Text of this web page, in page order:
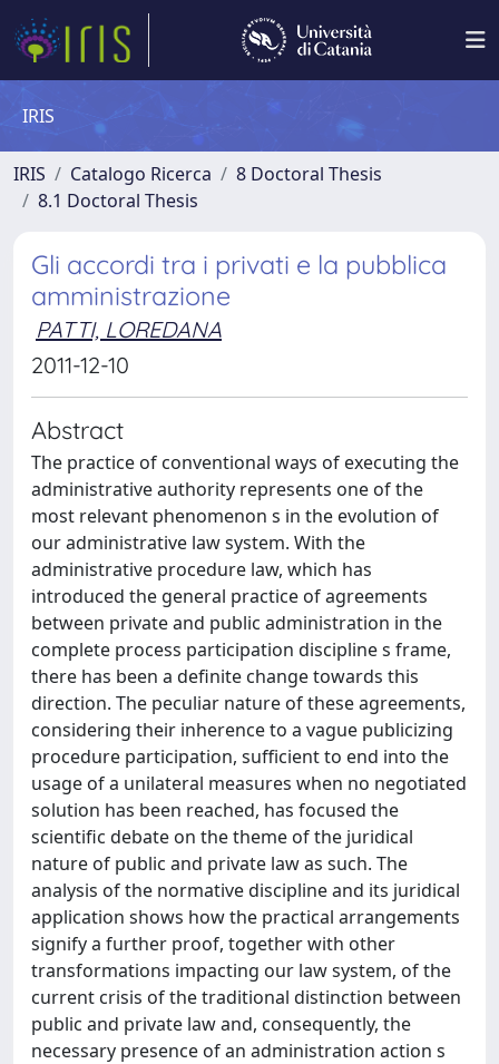
IRIS
IRIS Catalogo Ricerca
8 Doctoral Thesis
8.1 Doctoral Thesis
Gli accordi tra i privati e la pubblica
amministrazione
PATTI, LOREDANA
2011-12-10
Abstract
The practice of conventional ways of executing the
administrative authority represents one of the
most relevant phenomenon s in the evolution of
our administrative law system. With the
administrative procedure law, which has
introduced the general practice of agreements
between private and public administration in the
complete process participation discipline s frame,
there has been a definite change towards this
direction. The peculiar nature of these agreements,
considering their inherence to a vague publicizing
procedure participation, sufficient to end into the
usage of a unilateral measures when no negotiated
solution has been reached, has focused the
scientific debate on the theme of the juridical
nature of public and private law as such. The
analysis of the normative discipline and its juridical
application shows how the practical arrangements
signify a further proof, together with other
transformations impacting our law system, of the
current crisis of the traditional distinction between
public and private law and, consequently, the
necessary presence of an administration action s